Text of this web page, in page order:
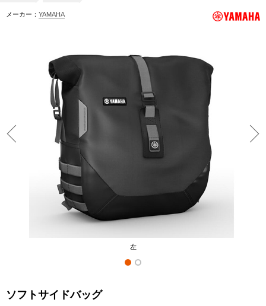
メーカー： YAMAHA
左
ソフトサイドバッグ